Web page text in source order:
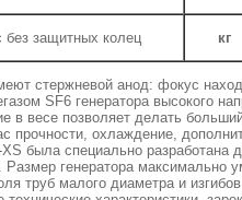
защитных колец кг
стержневой анод: фокус
SF6 генератора высокого
в весе позволяет делать
прочности, охлаждение,
была специально разработана
Размер генератора максимально
труб малого диаметра и